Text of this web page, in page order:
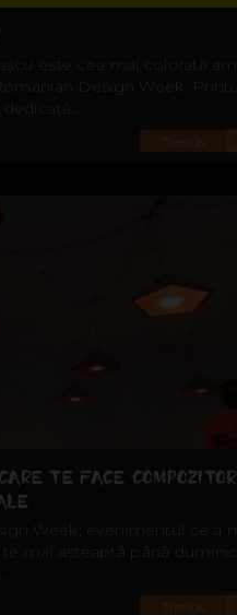
este cea mai colorată
Design Week.
Trends
TE FACE
Week, evenimentul ce a
mai așteaptă până
Trends